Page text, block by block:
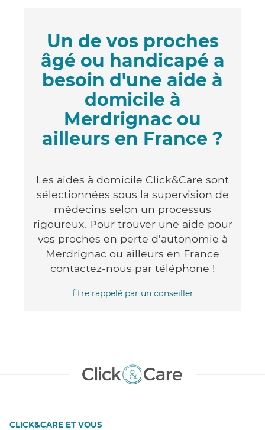
Un de vos proches
âgé ou handicapé a
besoin d'une aide à
domicile à
Merdrignac ou
ailleurs en France ?
Les aides à domicile Click&Care sont
sélectionnées sous la supervision de
médecins selon un processus
rigoureux. Pour trouver une aide pour
vos proches en perte d'autonomie à
Merdrignac ou ailleurs en France
contactez-nous par téléphone !
Être rappelé par un conseiller
CLICK&CARE ET VOUS